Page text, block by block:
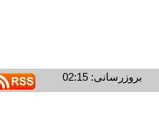
بروزرسانی: 02:15